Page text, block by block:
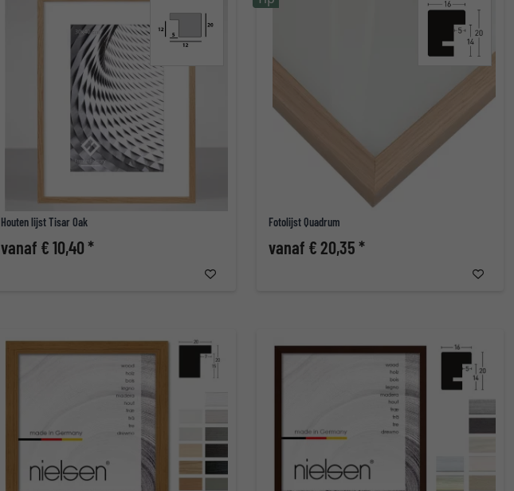
Houten lijst Tisar Oak
vanaf € 10,40 *
Fotolijst Quadrum
vanaf € 20,35 *